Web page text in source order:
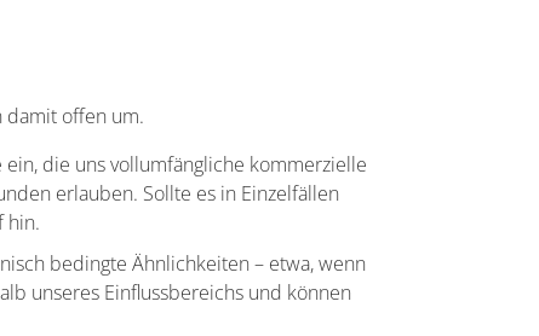
damit offen um.
die uns vollumfängliche kommerzielle
erlauben. Sollte es in Einzelfällen
hin.
bedingte Ähnlichkeiten – etwa, wenn
unseres Einflussbereichs und können